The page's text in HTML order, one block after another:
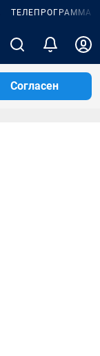
ТЕЛЕПРОГРАММА
Согласен